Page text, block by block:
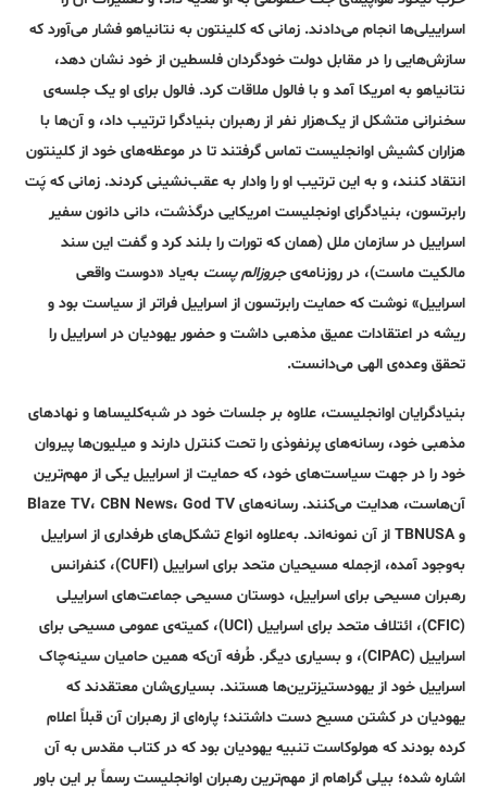
اسراییلی‌ها انجام می‌دادند. زمانی که کلینتون به نتانیاهو فشار می‌آورد که
سازش‌هایی را در مقابل دولت خودگردان فلسطین از خود نشان دهد،
نتانیاهو به امریکا آمد و با فالول ملاقات کرد. فالول برای او یک جلسه‌ی
سخنرانی متشکل از یک‌هزار نفر از رهبران بنیاد‌گرا ترتیب داد، و آن‌ها با
هزاران کشیش اوانجلیست تماس گرفتند تا در موعظه‌های خود از کلینتون
انتقاد کنند، و به این ترتیب او را وادار به عقب‌نشینی کردند. زمانی که پَت
رابرتسون، بنیاد‌گرای اونجلیست امریکایی درگذشت، دانی دانون سفیر
اسراییل در سازمان ملل (همان که تورات را بلند کرد و گفت این سند
مالکیت ماست)، در روزنامه‌یجروزالم پست به‌یاد «دوست واقعی
اسراییل» نوشت که حمایت رابرتسون از اسراییل فراتر از سیاست بود و
ریشه در اعتقادات عمیق مذهبی داشت و حضور یهودیان در اسراییل را
تحقق وعده‌ی الهی می‌دانست.
بنیاد‌گرایان اوانجلیست، علاوه بر جلسات خود در شبه‌کلیساها و نهاد‌های
مذهبی خود، رسانه‌های پرنفوذی را تحت کنترل دارند و میلیون‌ها پیروان
خود را در جهت سیاست‌های خود، که حمایت از اسراییل یکی از مهم‌ترین
آن‌هاست، هدایت می‌کنند. رسانه‌های Blaze TV، CBN News، God TV
و TBNUSA از آن نمونه‌اند. به‌علاوه انواع تشکل‌های طرفداری از اسراییل
به‌وجود آمده، از‌جمله مسیحیان متحد برای اسراییل (CUFI)، کنفرانس
رهبران مسیحی برای اسراییل، دوستان مسیحی جماعت‌های اسراییلی
(CFIC)، ائتلاف متحد برای اسراییل (UCI)، کمیته‌ی عمومی مسیحی برای
اسراییل (CIPAC)، و بسیاری دیگر. طُرفه آن‌که همین حامیان سینه‌چاک
اسراییل خود از یهود‌ستیز‌ترین‌ها هستند. بسیاری‌شان معتقدند که
یهودیان در کشتن مسیح دست داشتند؛ پاره‌ای از رهبران آن قبلاً اعلام
کرده بودند که هولوکاست تنبیه یهودیان بود که در کتاب مقدس به آن
اشاره شده؛ بیلی گراهام از مهم‌ترین رهبران اوانجلیست رسماً بر این باور